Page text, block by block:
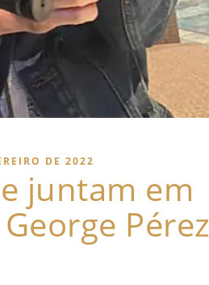
DE 2022
juntam em
Pérez